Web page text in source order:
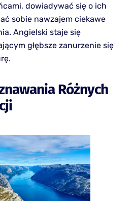
dowiadywać się o ich
sobie nawzajem ciekawe
Angielski staje się
głębsze zanurzenie się
Różnych